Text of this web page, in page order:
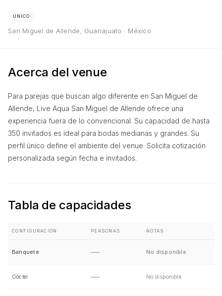
ÚNICO
San Miguel de Allende, Guanajuato · México
Acerca del venue
Para parejas que buscan algo diferente en San Miguel de
Allende, Live Aqua San Miguel de Allende ofrece una
experiencia fuera de lo convencional. Su capacidad de hasta
350 invitados es ideal para bodas medianas y grandes. Su
perfil único define el ambiente del venue. Solicita cotización
personalizada según fecha e invitados.
Tabla de capacidades
CONFIGURACIÓN PERSONAS NOTAS
Banquete — No disponible
Cóctel — No disponible